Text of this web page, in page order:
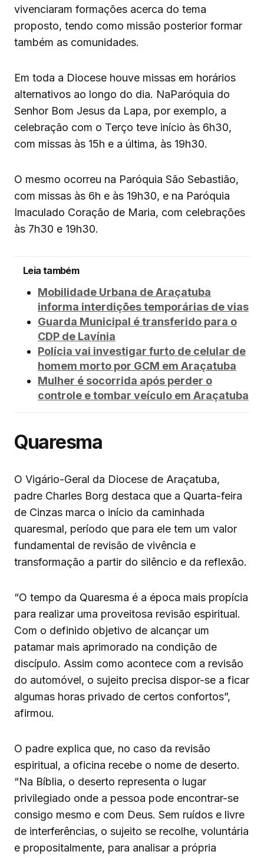
vivenciaram formações acerca do tema
proposto, tendo como missão posterior formar
também as comunidades.
Em toda a Diocese houve missas em horários
alternativos ao longo do dia. NaParóquia do
Senhor Bom Jesus da Lapa, por exemplo, a
celebração com o Terço teve início às 6h30,
com missas às 15h e a última, às 19h30.
O mesmo ocorreu na Paróquia São Sebastião,
com missas às 6h e às 19h30, e na Paróquia
Imaculado Coração de Maria, com celebrações
às 7h30 e 19h30.
Leia também
Mobilidade Urbana de Araçatuba
informa interdições temporárias de vias
Guarda Municipal é transferido para o
CDP de Lavínia
Polícia vai investigar furto de celular de
homem morto por GCM em Araçatuba
Mulher é socorrida após perder o
controle e tombar veículo em Araçatuba
Quaresma
O Vigário-Geral da Diocese de Araçatuba,
padre Charles Borg destaca que a Quarta-feira
de Cinzas marca o início da caminhada
quaresmal, período que para ele tem um valor
fundamental de revisão de vivência e
transformação a partir do silêncio e da reflexão.
“O tempo da Quaresma é a época mais propícia
para realizar uma proveitosa revisão espiritual.
Com o definido objetivo de alcançar um
patamar mais aprimorado na condição de
discípulo. Assim como acontece com a revisão
do automóvel, o sujeito precisa dispor-se a ficar
algumas horas privado de certos confortos”,
afirmou.
O padre explica que, no caso da revisão
espiritual, a oficina recebe o nome de deserto.
“Na Bíblia, o deserto representa o lugar
privilegiado onde a pessoa pode encontrar-se
consigo mesmo e com Deus. Sem ruídos e livre
de interferências, o sujeito se recolhe, voluntária
e propositalmente, para analisar a própria